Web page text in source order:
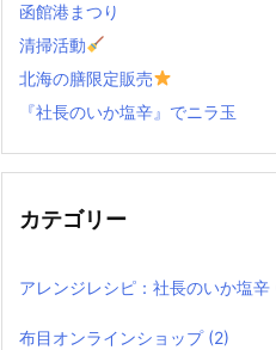
函館港まつり
清掃活動
北海の膳限定販売
『社長のいか塩辛』でニラ玉
カテゴリー
アレンジレシピ：社長のいか塩辛
布目オンラインショップ (2)